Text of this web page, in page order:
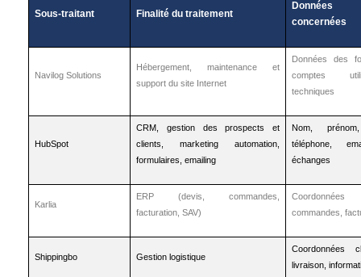
Sous-traitant Finalité du traitement
Données
concernées
Navilog Solutions
Hébergement, maintenance et
support du site Internet
Données des
comptes
techniques
HubSpot
CRM, gestion des prospects et
clients, marketing automation,
formulaires, emailing
Nom,
téléphone,
échanges
Karlia
ERP (devis, commandes,
facturation, SAV)
commandes,
Shippingbo Gestion logistique
Coordonnées
livraison,